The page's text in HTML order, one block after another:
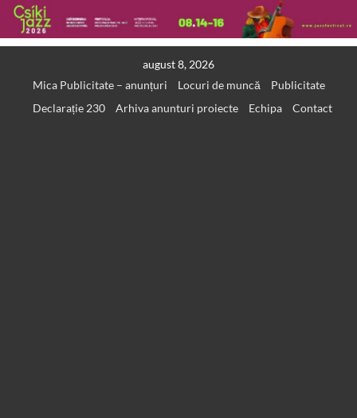
august 8, 2026
Mica Publicitate – anunțuri
Locuri de muncă
Publicitate
Declarație 230
Arhiva anunturi proiecte Echipa Contact